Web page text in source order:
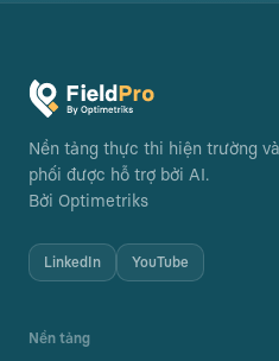
Nền tảng thực thi hiện trường
phối được hỗ trợ bởi AI.
Bởi Optimetriks
LinkedIn YouTube
Nền tảng